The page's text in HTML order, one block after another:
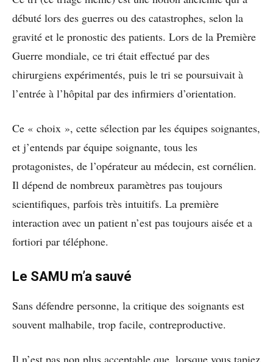
débuté lors des guerres ou des catastrophes, selon la
gravité et le pronostic des patients. Lors de la Première
Guerre mondiale, ce tri était effectué par des
chirurgiens expérimentés, puis le tri se poursuivait à
l’entrée à l’hôpital par des infirmiers d’orientation.
Ce « choix », cette sélection par les équipes soignantes,
et j’entends par équipe soignante, tous les
protagonistes, de l’opérateur au médecin, est cornélien.
Il dépend de nombreux paramètres pas toujours
scientifiques, parfois très intuitifs. La première
interaction avec un patient n’est pas toujours aisée et a
fortiori par téléphone.
Le SAMU m’a sauvé
Sans défendre personne, la critique des soignants est
souvent malhabile, trop facile, contreproductive.
Il n’est pas non plus acceptable que, lorsque vous tapiez